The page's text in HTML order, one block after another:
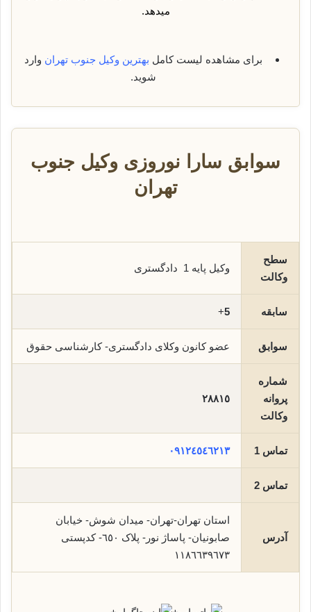
میدهد.
برای مشاهده لیست کامل بهترین وکیل جنوب تهران وارد
شوید.
سوابق سارا نوروزی وکیل جنوب
تهران
سطح
وکالت
وکیل پایه 1 دادگستری
سابقه 5
+
سوابق عضو کانون وکلای دادگستری- کارشناسی حقوق
شماره
پروانه
وکالت
٢٨٨١٥
تماس 1 ٠٩١٢٤٥٤٦٢١٣
تماس 2
آدرس
استان تهران-تهران- میدان شوش- خیابان
صابونیان- پاساژ نور- پلاک ٦٥٠- کدپستی
١١٨٦٦٣٩٦٧٣